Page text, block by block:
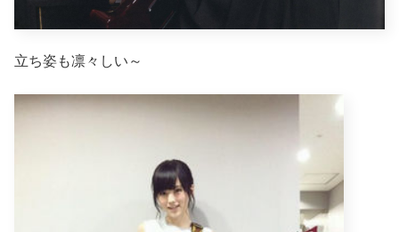
立ち姿も凛々しい～